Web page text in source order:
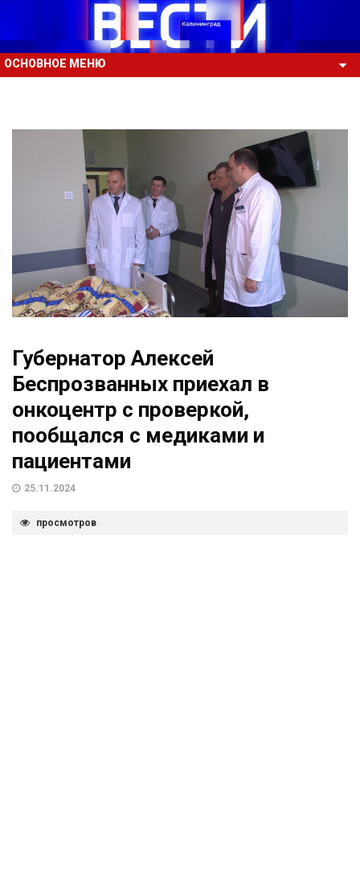
ОСНОВНОЕ МЕНЮ
Губернатор Алексей
Беспрозванных приехал в
онкоцентр с проверкой,
пообщался с медиками и
пациентами
25.11.2024
просмотров